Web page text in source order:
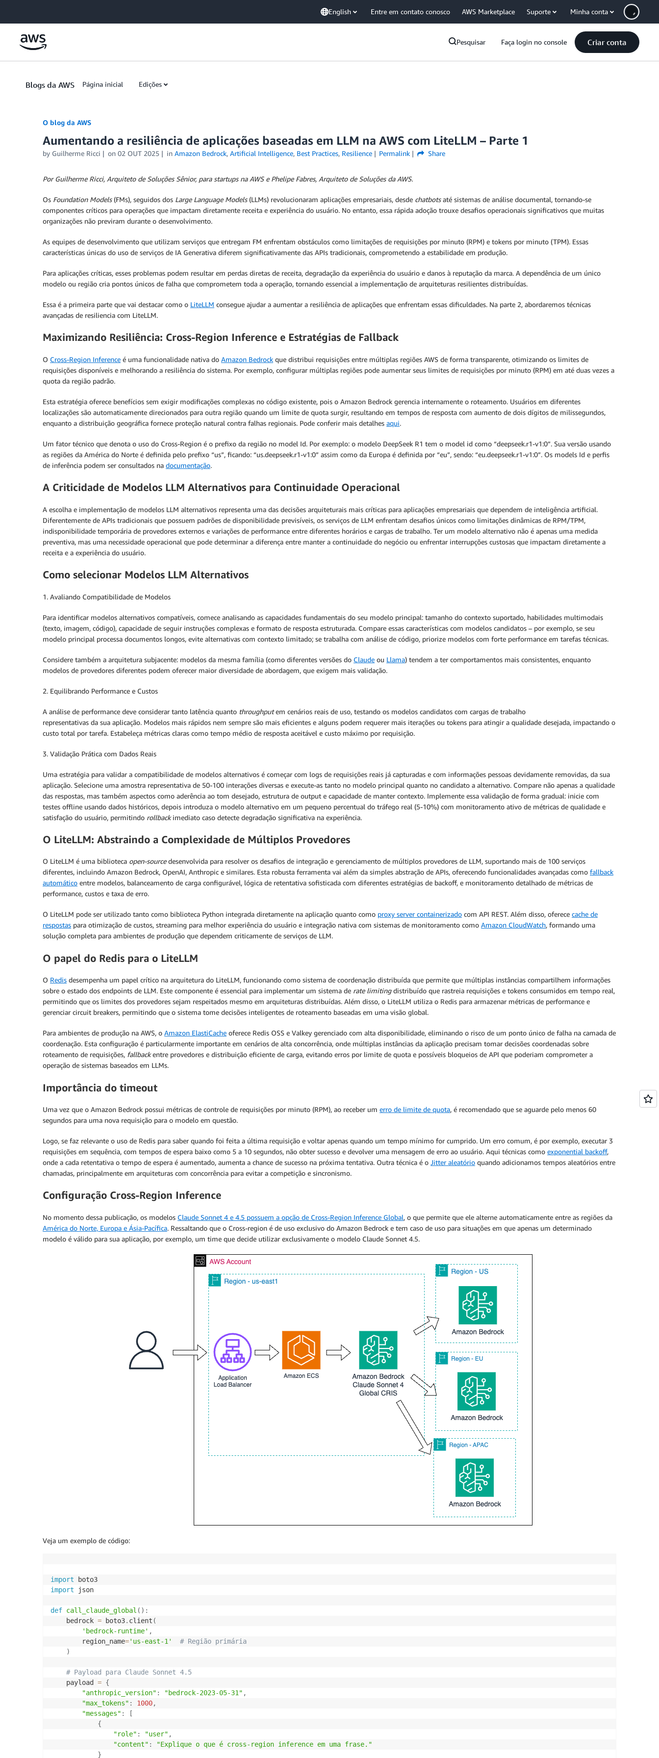
English Entre em contato conosco AWS Marketplace Suporte Minha conta
Pesquisar Faça login no console Criar conta
Blogs da AWS Página inicial Edições
O blog da AWS
Aumentando a resiliência de aplicações baseadas em LLM na AWS com LiteLLM – Parte 1
by Guilherme Ricci on 02 OUT 2025 in Amazon Bedrock, Artificial Intelligence, Best Practices, Resilience Permalink Share
Por Guilherme Ricci, Arquiteto de Soluções Sênior, para startups na AWS e Phelipe Fabres, Arquiteto de Soluções da AWS.
Os Foundation Models(FMs), seguidos dos Large Language Models(LLMs) revolucionaram aplicações empresariais, desde chatbotsaté sistemas de análise documental, tornando-se
componentes críticos para operações que impactam diretamente receita e experiência do usuário. No entanto, essa rápida adoção trouxe desafios operacionais significativos que muitas
organizações não previram durante o desenvolvimento.
As equipes de desenvolvimento que utilizam serviços que entregam FM enfrentam obstáculos como limitações de requisições por minuto (RPM) e tokens por minuto (TPM). Essas
características únicas do uso de serviços de IA Generativa diferem significativamente das APIs tradicionais, comprometendo a estabilidade em produção.
Para aplicações críticas, esses problemas podem resultar em perdas diretas de receita, degradação da experiência do usuário e danos à reputação da marca. A dependência de um único
modelo ou região cria pontos únicos de falha que comprometem toda a operação, tornando essencial a implementação de arquiteturas resilientes distribuídas.
Essa é a primeira parte que vai destacar como o LiteLLM consegue ajudar a aumentar a resiliência de aplicações que enfrentam essas dificuldades. Na parte 2, abordaremos técnicas
avançadas de resiliencia com LiteLLM.
Maximizando Resiliência: Cross-Region Inference e Estratégias de Fallback
O Cross-Region Inference é uma funcionalidade nativa do Amazon Bedrock que distribui requisições entre múltiplas regiões AWS de forma transparente, otimizando os limites de
requisições disponíveis e melhorando a resiliência do sistema. Por exemplo, configurar múltiplas regiões pode aumentar seus limites de requisições por minuto (RPM) em até duas vezes a
quota da região padrão.
Esta estratégia oferece benefícios sem exigir modificações complexas no código existente, pois o Amazon Bedrock gerencia internamente o roteamento. Usuários em diferentes
localizações são automaticamente direcionados para outra região quando um limite de quota surgir, resultando em tempos de resposta com aumento de dois dígitos de milissegundos,
enquanto a distribuição geográfica fornece proteção natural contra falhas regionais. Pode conferir mais detalhes aqui.
Um fator técnico que denota o uso do Cross-Region é o prefixo da região no model Id. Por exemplo: o modelo DeepSeek R1 tem o model id como “deepseek.r1-v1:0”. Sua versão usando
as regiões da América do Norte é definida pelo prefixo “us”, ficando: “us.deepseek.r1-v1:0” assim como da Europa é definida por “eu”, sendo: “eu.deepseek.r1-v1:0”. Os models Id e perfis
de inferência podem ser consultados na documentação.
A Criticidade de Modelos LLM Alternativos para Continuidade Operacional
A escolha e implementação de modelos LLM alternativos representa uma das decisões arquiteturais mais críticas para aplicações empresariais que dependem de inteligência artificial.
Diferentemente de APIs tradicionais que possuem padrões de disponibilidade previsíveis, os serviços de LLM enfrentam desafios únicos como limitações dinâmicas de RPM/TPM,
indisponibilidade temporária de provedores externos e variações de performance entre diferentes horários e cargas de trabalho. Ter um modelo alternativo não é apenas uma medida
preventiva, mas uma necessidade operacional que pode determinar a diferença entre manter a continuidade do negócio ou enfrentar interrupções custosas que impactam diretamente a
receita e a experiência do usuário.
Como selecionar Modelos LLM Alternativos
1. Avaliando Compatibilidade de Modelos
Para identificar modelos alternativos compatíveis, comece analisando as capacidades fundamentais do seu modelo principal: tamanho do contexto suportado, habilidades multimodais
(texto, imagem, código), capacidade de seguir instruções complexas e formato de resposta estruturada. Compare essas características com modelos candidatos – por exemplo, se seu
modelo principal processa documentos longos, evite alternativas com contexto limitado; se trabalha com análise de código, priorize modelos com forte performance em tarefas técnicas.
Considere também a arquitetura subjacente: modelos da mesma família (como diferentes versões do Claude ou Llama) tendem a ter comportamentos mais consistentes, enquanto
modelos de provedores diferentes podem oferecer maior diversidade de abordagem, que exigem mais validação.
2. Equilibrando Performance e Custos
A análise de performance deve considerar tanto latência quanto throughputem cenários reais de uso, testando os modelos candidatos com cargas de trabalho
representativas da sua aplicação. Modelos mais rápidos nem sempre são mais eficientes e alguns podem requerer mais iterações ou tokens para atingir a qualidade desejada, impactando o
custo total por tarefa. Estabeleça métricas claras como tempo médio de resposta aceitável e custo máximo por requisição.
3. Validação Prática com Dados Reais
Uma estratégia para validar a compatibilidade de modelos alternativos é começar com logs de requisições reais já capturadas e com informações pessoas devidamente removidas, da sua
aplicação. Selecione uma amostra representativa de 50-100 interações diversas e execute-as tanto no modelo principal quanto no candidato a alternativo. Compare não apenas a qualidade
das respostas, mas também aspectos como aderência ao tom desejado, estrutura de output e capacidade de manter contexto. Implemente essa validação de forma gradual: inicie com
testes offline usando dados históricos, depois introduza o modelo alternativo em um pequeno percentual do tráfego real (5-10%) com monitoramento ativo de métricas de qualidade e
satisfação do usuário, permitindo rollbackimediato caso detecte degradação significativa na experiência.
O LiteLLM: Abstraindo a Complexidade de Múltiplos Provedores
O LiteLLM é uma biblioteca open-sourcedesenvolvida para resolver os desafios de integração e gerenciamento de múltiplos provedores de LLM, suportando mais de 100 serviços
diferentes, incluindo Amazon Bedrock, OpenAI, Anthropic e similares. Esta robusta ferramenta vai além da simples abstração de APIs, oferecendo funcionalidades avançadas como fallback
automático entre modelos, balanceamento de carga configurável, lógica de retentativa sofisticada com diferentes estratégias de backoff, e monitoramento detalhado de métricas de
performance, custos e taxa de erro.
O LiteLLM pode ser utilizado tanto como biblioteca Python integrada diretamente na aplicação quanto como proxy server containerizado com API REST. Além disso, oferece cache de
respostas para otimização de custos, streaming para melhor experiência do usuário e integração nativa com sistemas de monitoramento como Amazon CloudWatch, formando uma
solução completa para ambientes de produção que dependem criticamente de serviços de LLM.
O papel do Redis para o LiteLLM
O Redis desempenha um papel crítico na arquitetura do LiteLLM, funcionando como sistema de coordenação distribuída que permite que múltiplas instâncias compartilhem informações
sobre o estado dos endpoints de LLM. Este componente é essencial para implementar um sistema de rate limitingdistribuído que rastreia requisições e tokens consumidos em tempo real,
permitindo que os limites dos provedores sejam respeitados mesmo em arquiteturas distribuídas. Além disso, o LiteLLM utiliza o Redis para armazenar métricas de performance e
gerenciar circuit breakers, permitindo que o sistema tome decisões inteligentes de roteamento baseadas em uma visão global.
Para ambientes de produção na AWS, o Amazon ElastiCache oferece Redis OSS e Valkey gerenciado com alta disponibilidade, eliminando o risco de um ponto único de falha na camada de
coordenação. Esta configuração é particularmente importante em cenários de alta concorrência, onde múltiplas instâncias da aplicação precisam tomar decisões coordenadas sobre
roteamento de requisições, fallbackentre provedores e distribuição eficiente de carga, evitando erros por limite de quota e possíveis bloqueios de API que poderiam comprometer a
operação de sistemas baseados em LLMs.
Importância do timeout
Uma vez que o Amazon Bedrock possui métricas de controle de requisições por minuto (RPM), ao receber um erro de limite de quota, é recomendado que se aguarde pelo menos 60
segundos para uma nova requisição para o modelo em questão.
Logo, se faz relevante o uso de Redis para saber quando foi feita a última requisição e voltar apenas quando um tempo mínimo for cumprido. Um erro comum, é por exemplo, executar 3
requisições em sequência, com tempos de espera baixo como 5 a 10 segundos, não obter sucesso e devolver uma mensagem de erro ao usuário. Aqui técnicas como exponential backoff,
onde a cada retentativa o tempo de espera é aumentado, aumenta a chance de sucesso na próxima tentativa. Outra técnica é o Jitter aleatório quando adicionamos tempos aleatórios entre
chamadas, principalmente em arquiteturas com concorrência para evitar a competição e sincronismo.
Configuração Cross-Region Inference
No momento dessa publicação, os modelos Claude Sonnet 4 e 4.5 possuem a opção de Cross-Region Inference Global, o que permite que ele alterne automaticamente entre as regiões da
América do Norte, Europa e Ásia-Pacífica. Ressaltando que o Cross-region é de uso exclusivo do Amazon Bedrock e tem caso de uso para situações em que apenas um determinado
modelo é válido para sua aplicação, por exemplo, um time que decide utilizar exclusivamente o modelo Claude Sonnet 4.5.
Veja um exemplo de código:
import
import json
def call_claude_global ( ) :
    bedrock
= boto3. client (
'bedrock-runtime' ,
        region_name
='us-east-1'
# Região primária
)
# Payload para Claude Sonnet 4.5
    payload
= {
"anthropic_version" : "bedrock-2023-05-31" ,
"max_tokens" : 1000,
"messages" :
[
{
"role" : "user" ,
"content" :
"Explique o que é cross-region inference em uma frase."
}